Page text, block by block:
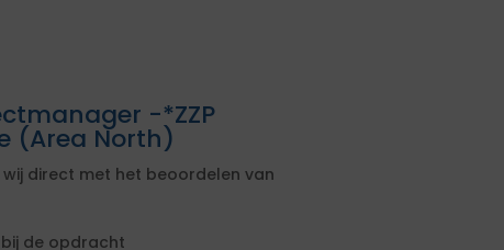
-*ZZP
(Area North)
direct met het beoordelen van
de opdracht